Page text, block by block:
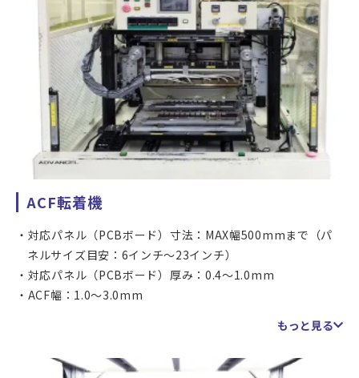
ACF転着機
対応パネル（PCBボード）寸法：MAX幅500mmまで（パ
ネルサイズ目安：6インチ～23インチ）
対応パネル（PCBボード）厚み：0.4～1.0mm
ACF幅：1.0～3.0mm
もっと見る